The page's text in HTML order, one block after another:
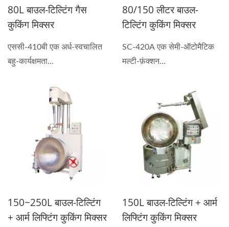
80L बाउल-टिल्टिंग गैस
कुकिंग मिक्सर
एससी-410बी एक अर्ध-स्वचालित
बहु-कार्यक्षमता...
80/150 लीटर बाउल-
टिल्टिंग कुकिंग मिक्सर
SC-420A एक सेमी-ऑटोमैटिक
मल्टी-फ़ंक्शन...
150~250L बाउल-टिल्टिंग
+ आर्म लिफ्टिंग कुकिंग मिक्सर
150L बाउल-टिल्टिंग + आर्म
लिफ्टिंग कुकिंग मिक्सर